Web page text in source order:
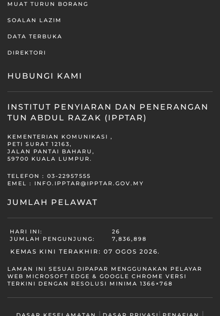
MUAT TURUN BORANG
SOALAN LAZIM
DATA TERBUKA
DIREKTORI
HUBUNGI KAMI
INSTITUT PENYIARAN DAN PENERANGAN
TUN ABDUL RAZAK (IPPTAR)
KEMENTERIAN KOMUNIKASI ,
PETI SURAT 12163,
JALAN PANTAI BAHARU,
59700 KUALA LUMPUR.
TELEFON : 03-22957555
EMEL : INFO.IPPTAR@IPPTAR.GOV.MY
JUMLAH PELAWAT
HARI INI:
26
JUMLAH PENGUNJUNG:
7,836,898
KEMAS KINI TERAKHIR: 07 OGOS 2026.
LAMAN INI SESUAI DIPAPAR MENGGUNAKAN PELAYAR
WEB MICROSOFT EDGE & GOOGLE CHROME VERSI
TERKINI DENGAN RESOLUSI MINIMA 1366×768